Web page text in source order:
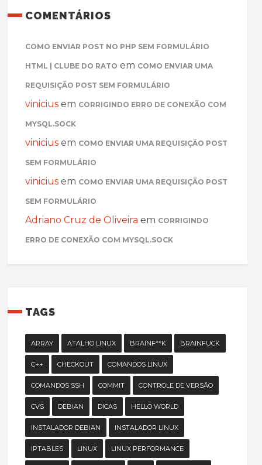
COMENTÁRIOS
COMO ENVIAR POST NO PHP SEM FORMULÁRIO
HTML | CLUBE DO RATO em COMO ENVIAR UMA
REQUISIÇÃO POST SEM FORMULÁRIO
vinicius em CORRIGINDO ERRO DE CONEXÃO COM
MYSQL.SOCK
vinicius em COMO ENVIAR UMA REQUISIÇÃO POST
SEM FORMULÁRIO
vinicius em COMO ENVIAR UMA REQUISIÇÃO POST
SEM FORMULÁRIO
Adriano Cruz de Oliveira em CORRIGINDO
ERRO DE CONEXÃO COM MYSQL.SOCK
TAGS
ARRAY ATALHO LINUX BRAINF**K BRAINFUCK
C++ CHECKOUT COMANDOS LINUX
COMANDOS SSH COMMIT CONTROLE DE VERSÃO
CVS DEBIAN DICAS HELLO WORLD
INSTALADOR DEBIAN INSTALADOR LINUX
IPTABLES LINUX LINUX PERFORMANCE